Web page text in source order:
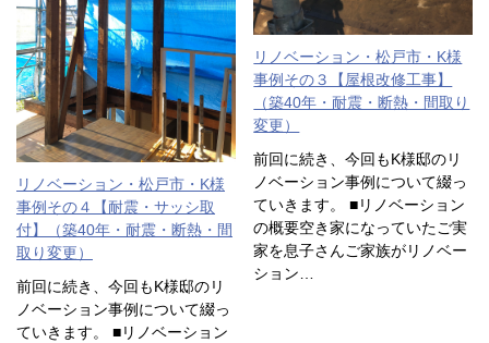
リノベーション・松戸市・K様
事例その４【耐震・サッシ取
付】（築40年・耐震・断熱・間
取り変更）
前回に続き、今回もK様邸のリ
ノベーション事例について綴っ
ていきます。 ■リノベーション
リノベーション・松戸市・K様
事例その３【屋根改修工事】
（築40年・耐震・断熱・間取り
変更）
前回に続き、今回もK様邸のリ
ノベーション事例について綴っ
ていきます。 ■リノベーション
の概要空き家になっていたご実
家を息子さんご家族がリノベー
ション…